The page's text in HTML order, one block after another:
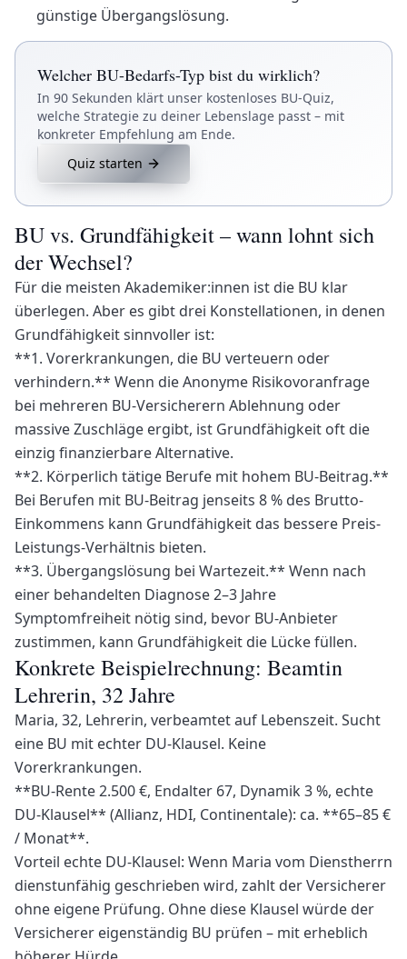
günstige Übergangslösung.
Welcher BU-Bedarfs-Typ bist du wirklich?
In 90 Sekunden klärt unser kostenloses BU-Quiz,
welche Strategie zu deiner Lebenslage passt – mit
konkreter Empfehlung am Ende.
Quiz starten
BU vs. Grundfähigkeit – wann lohnt sich
der Wechsel?
Für die meisten Akademiker:innen ist die BU klar
überlegen. Aber es gibt drei Konstellationen, in denen
Grundfähigkeit sinnvoller ist:
**1. Vorerkrankungen, die BU verteuern oder
verhindern.** Wenn die Anonyme Risikovoranfrage
bei mehreren BU-Versicherern Ablehnung oder
massive Zuschläge ergibt, ist Grundfähigkeit oft die
einzig finanzierbare Alternative.
**2. Körperlich tätige Berufe mit hohem BU-Beitrag.**
Bei Berufen mit BU-Beitrag jenseits 8 % des Brutto-
Einkommens kann Grundfähigkeit das bessere Preis-
Leistungs-Verhältnis bieten.
**3. Übergangslösung bei Wartezeit.** Wenn nach
einer behandelten Diagnose 2–3 Jahre
Symptomfreiheit nötig sind, bevor BU-Anbieter
zustimmen, kann Grundfähigkeit die Lücke füllen.
Konkrete Beispielrechnung: Beamtin
Lehrerin, 32 Jahre
Maria, 32, Lehrerin, verbeamtet auf Lebenszeit. Sucht
eine BU mit echter DU-Klausel. Keine
Vorerkrankungen.
**BU-Rente 2.500 €, Endalter 67, Dynamik 3 %, echte
DU-Klausel** (Allianz, HDI, Continentale): ca. **65–85 €
/ Monat**.
Vorteil echte DU-Klausel: Wenn Maria vom Dienstherrn
dienstunfähig geschrieben wird, zahlt der Versicherer
ohne eigene Prüfung. Ohne diese Klausel würde der
Versicherer eigenständig BU prüfen – mit erheblich